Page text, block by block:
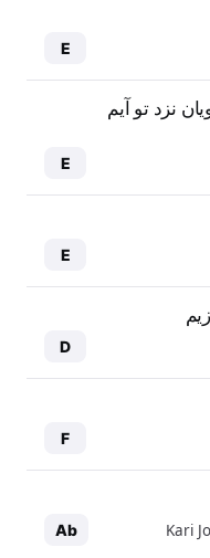
E
نزد تو آیم
E
E
D
F
Kari
Ab